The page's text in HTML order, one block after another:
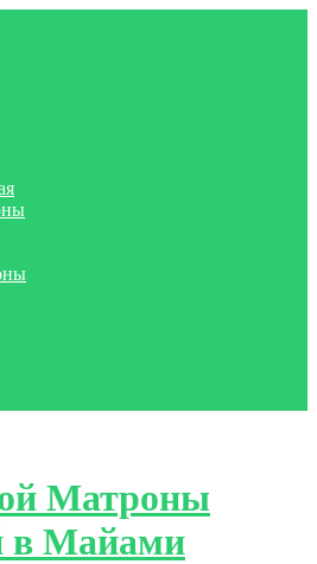
Матроны
в Майами